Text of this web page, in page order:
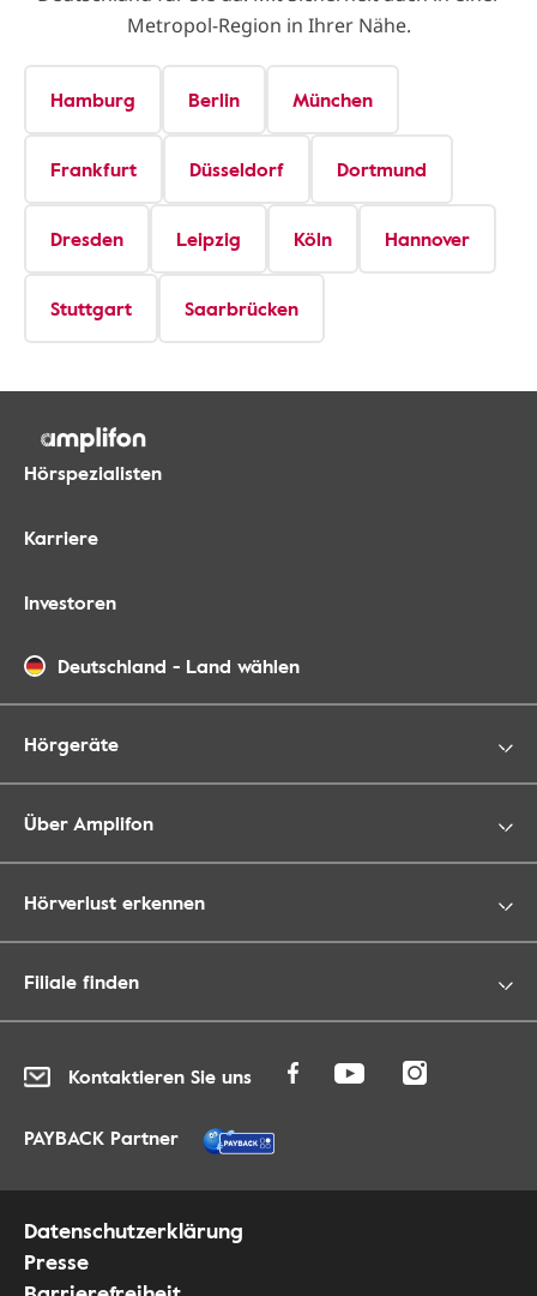
Metropol-Region in Ihrer Nähe.
Hamburg Berlin München
Frankfurt Düsseldorf Dortmund
Dresden Leipzig Köln Hannover
Stuttgart Saarbrücken
Hörspezialisten
Karriere
Investoren
Deutschland - Land wählen
Hörgeräte
Über Amplifon
Hörverlust erkennen
Filiale finden
Kontaktieren Sie uns
PAYBACK Partner
Datenschutzerklärung
Presse